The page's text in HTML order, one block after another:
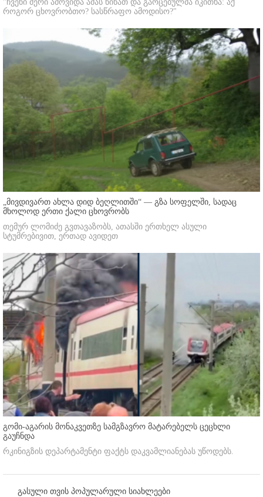
"ჩვენი მერი ამოვიდა ამას წინათ და გაოცებულმა იკითხა: აქ
როგორ ცხოვრობთო? სასწრაფო ამოდისო?"
„მივდივართ ახლა დიდ ბეღლითში“ — გზა სოფელში, სადაც
მხოლოდ ერთი ქალი ცხოვრობს
თემურ ლომიძე გვთავაზობს, ათასში ერთხელ ასული
სტუმრებივით, ერთად ავიდეთ
გომი-აგარის მონაკვეთზე სამგზავრო მატარებელს ცეცხლი
გაუჩნდა
რკინიგზის დეპარტამენტი ფაქტს დაკვამლიანებას უწოდებს.
გასული თვის პოპულარული სიახლეები